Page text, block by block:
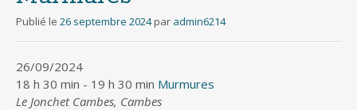
Publié le 26 septembre 2024 par admin6214
26/09/2024
18 h 30 min - 19 h 30 min Murmures
Le Jonchet Cambes, Cambes